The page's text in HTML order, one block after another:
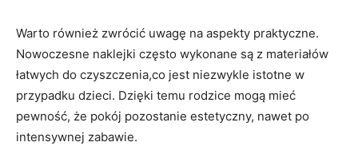
Warto również zwrócić uwagę na aspekty praktyczne.
Nowoczesne‍ naklejki często wykonane‌ są z materiałów
łatwych do czyszczenia,co jest niezwykle​ istotne w
przypadku ⁣dzieci. Dzięki⁢ temu rodzice⁤ mogą mieć ​
pewność, że pokój pozostanie ​estetyczny, nawet⁤ po
intensywnej zabawie.